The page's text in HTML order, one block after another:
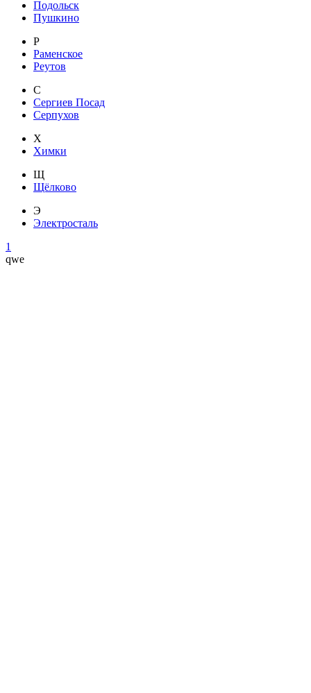
Подольск
Пушкино
Р
Раменское
Реутов
С
Сергиев Посад
Серпухов
Х
Химки
Щ
Щёлково
Э
Электросталь
1
qwe